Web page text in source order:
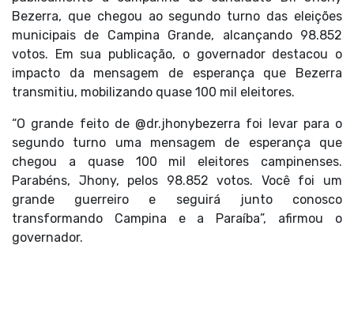
Bezerra, que chegou ao segundo turno das eleições
municipais de Campina Grande, alcançando 98.852
votos. Em sua publicação, o governador destacou o
impacto da mensagem de esperança que Bezerra
transmitiu, mobilizando quase 100 mil eleitores.
“O grande feito de @dr.jhonybezerra foi levar para o
segundo turno uma mensagem de esperança que
chegou a quase 100 mil eleitores campinenses.
Parabéns, Jhony, pelos 98.852 votos. Você foi um
grande guerreiro e seguirá junto conosco
transformando Campina e a Paraíba”, afirmou o
governador.